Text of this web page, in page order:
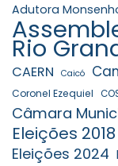
Adutora
Rio
CAERN Caicó
Coronel Ezequiel
Câmara
Eleições 2018
Eleições 2024